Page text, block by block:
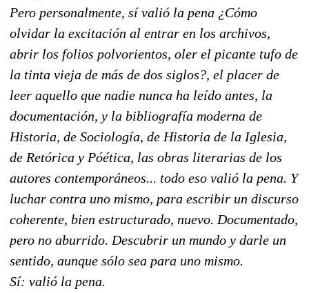
Pero personalmente, sí valió la pena ¿Cómo
olvidar la excitación al entrar en los archivos,
abrir los folios polvorientos, oler el picante tufo de
la tinta vieja de más de dos siglos?, el placer de
leer aquello que nadie nunca ha leído antes, la
documentación, y la bibliografía moderna de
Historia, de Sociología, de Historia de la Iglesia,
de Retórica y Póética, las obras literarias de los
autores contemporáneos... todo eso valió la pena. Y
luchar contra uno mismo, para escribir un discurso
coherente, bien estructurado, nuevo. Documentado,
pero no aburrido. Descubrir un mundo y darle un
sentido, aunque sólo sea para uno mismo.
Sí: valió la pena.